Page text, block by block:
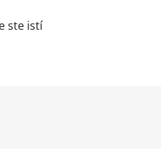
ste istí